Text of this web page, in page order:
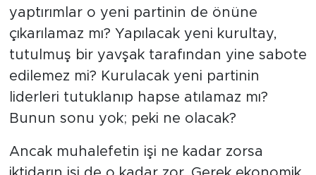
yaptırımlar o yeni partinin de önüne
çıkarılamaz mı? Yapılacak yeni kurultay,
tutulmuş bir yavşak tarafından yine sabote
edilemez mi? Kurulacak yeni partinin
liderleri tutuklanıp hapse atılamaz mı?
Bunun sonu yok; peki ne olacak?
Ancak muhalefetin işi ne kadar zorsa